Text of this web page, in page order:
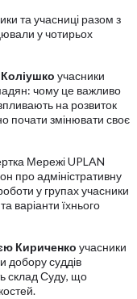
та учасниці разом з
у чотирьох
Коліушко учасники
чому це важливо
на розвиток
почати змінювати своє
Мережі UPLAN
про адміністративну
у групах учасники
варіанти їхнього
Кириченко учасники
добору суддів
склад Суду, що